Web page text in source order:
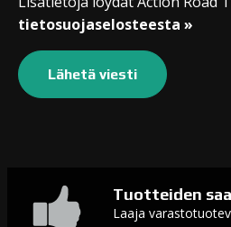
tietosuojaselosteesta »
Tuotteiden
Laaja